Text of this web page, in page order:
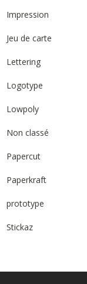
Impression
Jeu de carte
Lettering
Logotype
Lowpoly
Non classé
Papercut
Paperkraft
prototype
Stickaz